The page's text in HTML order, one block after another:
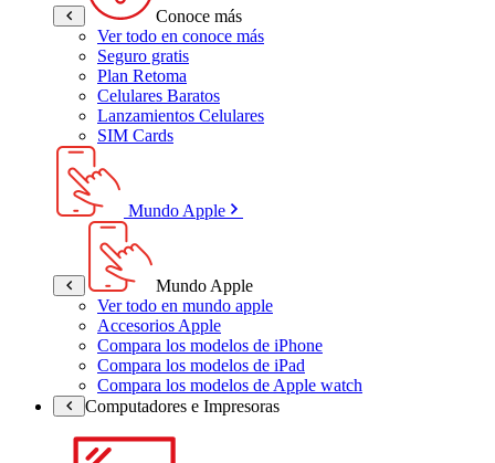
Conoce más
Ver todo en conoce más
Seguro gratis
Plan Retoma
Celulares Baratos
Lanzamientos Celulares
SIM Cards
Mundo Apple
Mundo Apple
Ver todo en mundo apple
Accesorios Apple
Compara los modelos de iPhone
Compara los modelos de iPad
Compara los modelos de Apple watch
Computadores e Impresoras